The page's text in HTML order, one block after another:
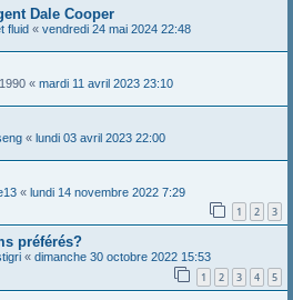
Dale Cooper
fluid « vendredi 24 mai 2024 22:48
« mardi 11 avril 2023 23:10
« lundi 03 avril 2023 22:00
« lundi 14 novembre 2022 7:29
1 2 3
préférés?
« dimanche 30 octobre 2022 15:53
1 2 3 4 5